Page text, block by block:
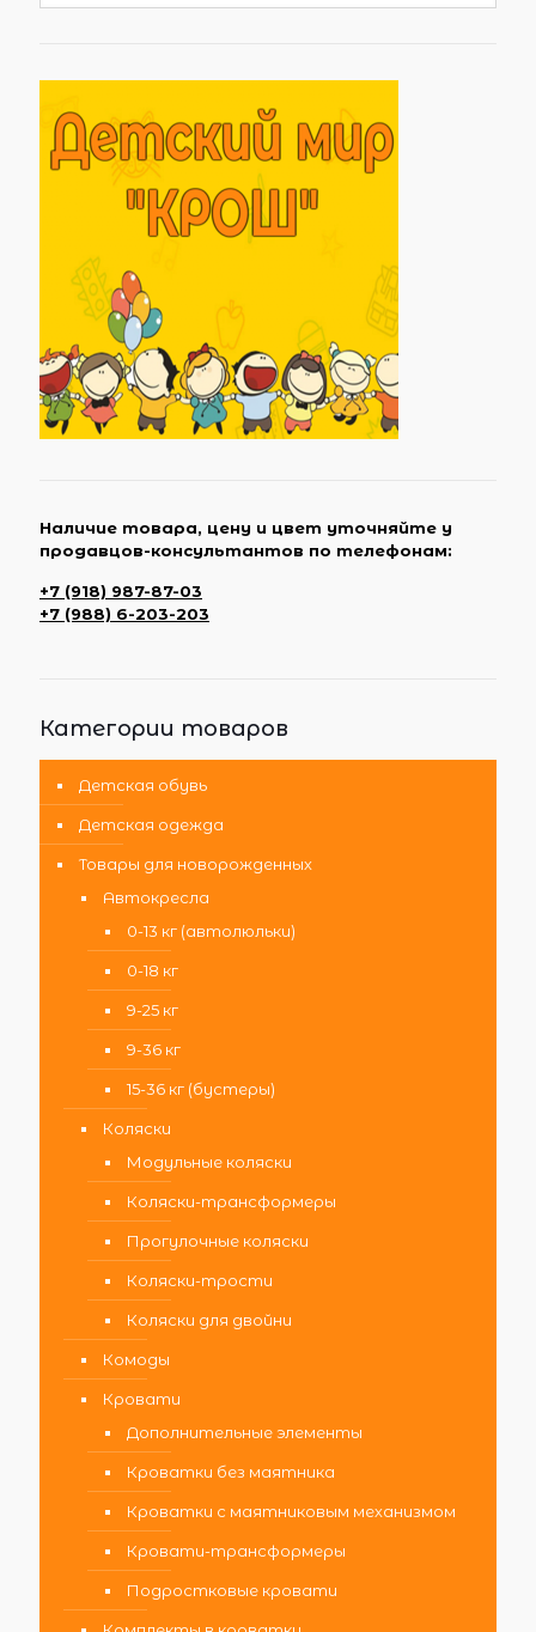
Наличие товара, цену и цвет уточняйте у
продавцов-консультантов по телефонам:
+7 (918) 987-87-03
+7 (988) 6-203-203
Категории товаров
Детская обувь
Детская одежда
Товары для новорожденных
Автокресла
0-13 кг (автолюльки)
0-18 кг
9-25 кг
9-36 кг
15-36 кг (бустеры)
Коляски
Модульные коляски
Коляски-трансформеры
Прогулочные коляски
Коляски-трости
Коляски для двойни
Комоды
Кровати
Дополнительные элементы
Кроватки без маятника
Кроватки с маятниковым механизмом
Кровати-трансформеры
Подростковые кровати